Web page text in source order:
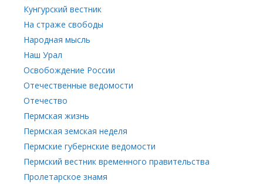
Кунгурский вестник
На страже свободы
Народная мысль
Наш Урал
Освобождение России
Отечественные ведомости
Отечество
Пермская жизнь
Пермская земская неделя
Пермские губернские ведомости
Пермский вестник временного правительства
Пролетарское знамя